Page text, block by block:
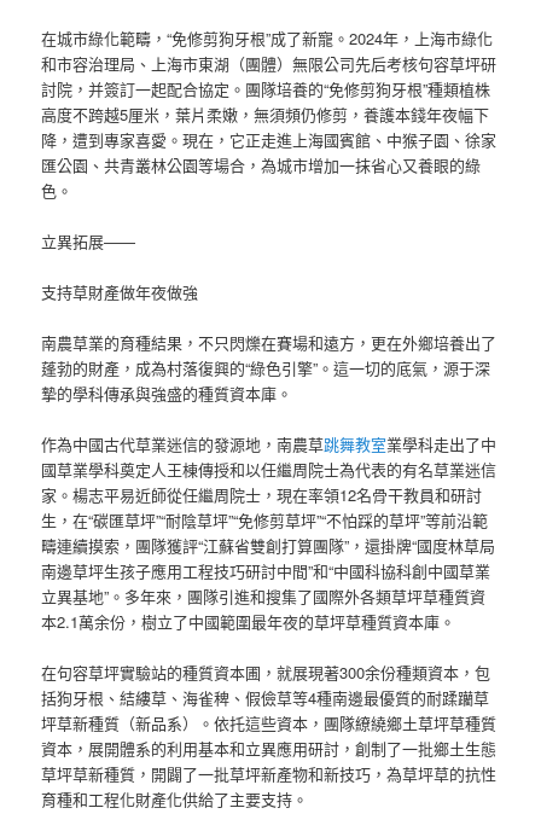
在城市綠化範疇，“免修剪狗牙根”成了新寵。2024年，上海市綠化
和市容治理局、上海市東湖（團體）無限公司先后考核句容草坪研
討院，并簽訂一起配合協定。團隊培養的“免修剪狗牙根”種類植株
高度不跨越5厘米，葉片柔嫩，無須頻仍修剪，養護本錢年夜幅下
降，遭到專家喜愛。現在，它正走進上海國賓館、中猴子園、徐家
匯公園、共青叢林公園等場合，為城市增加一抹省心又養眼的綠
色。
立異拓展——
支持草財產做年夜做強
南農草業的育種結果，不只閃爍在賽場和遠方，更在外鄉培養出了
蓬勃的財產，成為村落復興的“綠色引擎”。這一切的底氣，源于深
摯的學科傳承與強盛的種質資本庫。
作為中國古代草業迷信的發源地，南農草跳舞教室業學科走出了中
國草業學科奠定人王棟傳授和以任繼周院士為代表的有名草業迷信
家。楊志平易近師從任繼周院士，現在率領12名骨干教員和研討
生，在“碳匯草坪”“耐陰草坪”“免修剪草坪”“不怕踩的草坪”等前沿範
疇連續摸索，團隊獲評“江蘇省雙創打算團隊”，還掛牌“國度林草局
南邊草坪生孩子應用工程技巧研討中間”和“中國科協科創中國草業
立異基地”。多年來，團隊引進和搜集了國際外各類草坪草種質資
本2.1萬余份，樹立了中國範圍最年夜的草坪草種質資本庫。
在句容草坪實驗站的種質資本圃，就展現著300余份種類資本，包
括狗牙根、結縷草、海雀稗、假儉草等4種南邊最優質的耐蹂躪草
坪草新種質（新品系）。依托這些資本，團隊繚繞鄉土草坪草種質
資本，展開體系的利用基本和立異應用研討，創制了一批鄉土生態
草坪草新種質，開闢了一批草坪新產物和新技巧，為草坪草的抗性
育種和工程化財產化供給了主要支持。